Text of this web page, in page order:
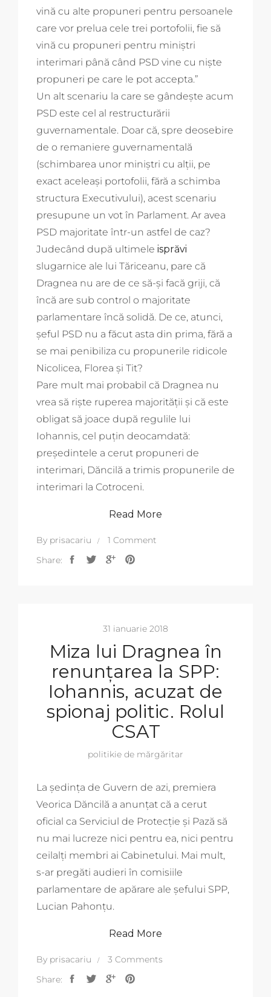
vină cu alte propuneri pentru persoanele
care vor prelua cele trei portofolii, fie să
vină cu propuneri pentru miniştri
interimari până când PSD vine cu nişte
propuneri pe care le pot accepta.”
Un alt scenariu la care se gândește acum
PSD este cel al restructurării
guvernamentale. Doar că, spre deosebire
de o remaniere guvernamentală
(schimbarea unor miniștri cu alții, pe
exact aceleași portofolii, fără a schimba
structura Executivului), acest scenariu
presupune un vot în Parlament. Ar avea
PSD majoritate într-un astfel de caz?
Judecând după ultimele isprăvi
slugarnice ale lui Tăriceanu, pare că
Dragnea nu are de ce să-și facă griji, că
încă are sub control o majoritate
parlamentare încă solidă. De ce, atunci,
șeful PSD nu a făcut asta din prima, fără a
se mai penibiliza cu propunerile ridicole
Nicolicea, Florea și Tit?
Pare mult mai probabil că Dragnea nu
vrea să riște ruperea majorității și că este
obligat să joace după regulile lui
Iohannis, cel puțin deocamdată:
președintele a cerut propuneri de
interimari, Dăncilă a trimis propunerile de
interimari la Cotroceni.
Read More
By prisacariu
1 Comment
Share:
31 ianuarie 2018
Miza lui Dragnea în
renunțarea la SPP:
Iohannis, acuzat de
spionaj politic. Rolul
CSAT
politikie de mărgăritar
La ședința de Guvern de azi, premiera
Veorica Dăncilă a anunțat că a cerut
oficial ca Serviciul de Protecție și Pază să
nu mai lucreze nici pentru ea, nici pentru
ceilalți membri ai Cabinetului. Mai mult,
s-ar pregăti audieri în comisiile
parlamentare de apărare ale șefului SPP,
Lucian Pahonțu.
Read More
By prisacariu
3 Comments
Share: